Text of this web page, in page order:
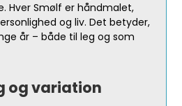
Hver Smølf er håndmalet,
og liv. Det betyder,
år – både til leg og som
og variation